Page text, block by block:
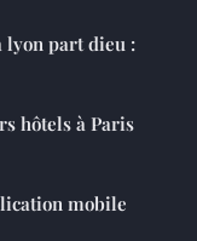
lyon part dieu :
hôtels à Paris
mobile